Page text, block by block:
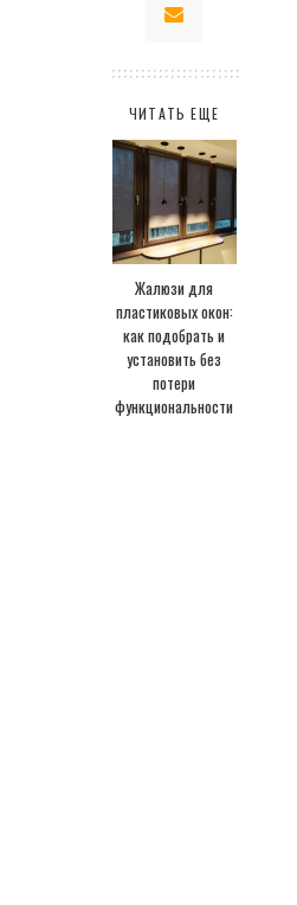
ЧИТАТЬ ЕЩЕ
Жалюзи для
пластиковых окон:
как подобрать и
установить без
потери
функциональности